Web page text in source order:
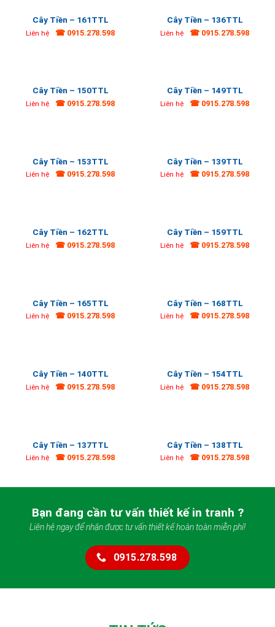
Cây Tiền – 161TTL
Liên hệ ☎ 0915.278.598
Cây Tiền – 136TTL
Liên hệ ☎ 0915.278.598
Cây Tiền – 150TTL
Liên hệ ☎ 0915.278.598
Cây Tiền – 149TTL
Liên hệ ☎ 0915.278.598
Cây Tiền – 153TTL
Liên hệ ☎ 0915.278.598
Cây Tiền – 139TTL
Liên hệ ☎ 0915.278.598
Cây Tiền – 162TTL
Liên hệ ☎ 0915.278.598
Cây Tiền – 159TTL
Liên hệ ☎ 0915.278.598
Cây Tiền – 165TTL
Liên hệ ☎ 0915.278.598
Cây Tiền – 168TTL
Liên hệ ☎ 0915.278.598
Cây Tiền – 140TTL
Liên hệ ☎ 0915.278.598
Cây Tiền – 154TTL
Liên hệ ☎ 0915.278.598
Cây Tiền – 137TTL
Liên hệ ☎ 0915.278.598
Cây Tiền – 138TTL
Liên hệ ☎ 0915.278.598
Bạn đang cần tư vấn thiết kế in tranh ?
Liên hệ ngay để nhận được tư vấn thiết kế hoàn toàn miễn phí!
0915.278.598